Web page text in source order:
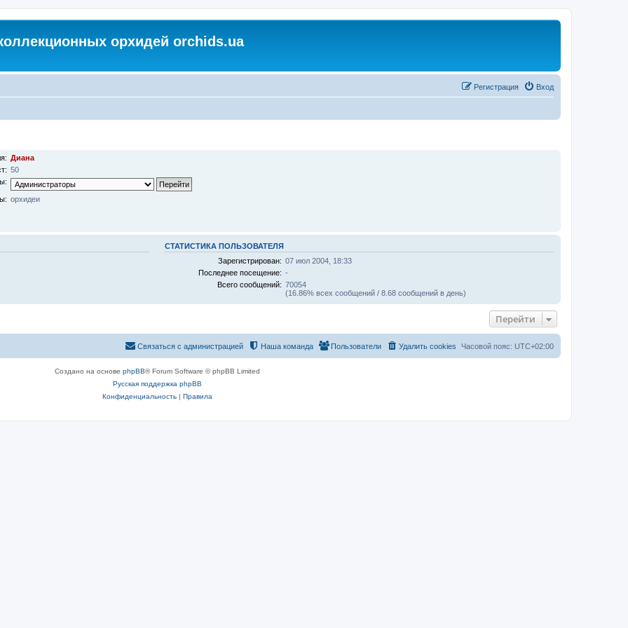
орхидей orchids.ua
Вход
Регистрация
Диана
50
орхидеи
СТАТИСТИКА ПОЛЬЗОВАТЕЛЯ
Зарегистрирован: 07 июл 2004, 18:33
Последнее посещение: -
Всего сообщений: 70054
(16.86% всех сообщений / 8.68 сообщений в день)
Перейти
Часовой пояс: UTC+02:00
Удалить cookies
Пользователи
Наша команда
Связаться с администрацией
Создано на основе phpBB® Forum Software © phpBB Limited
Русская поддержка phpBB
Конфиденциальность| Правила